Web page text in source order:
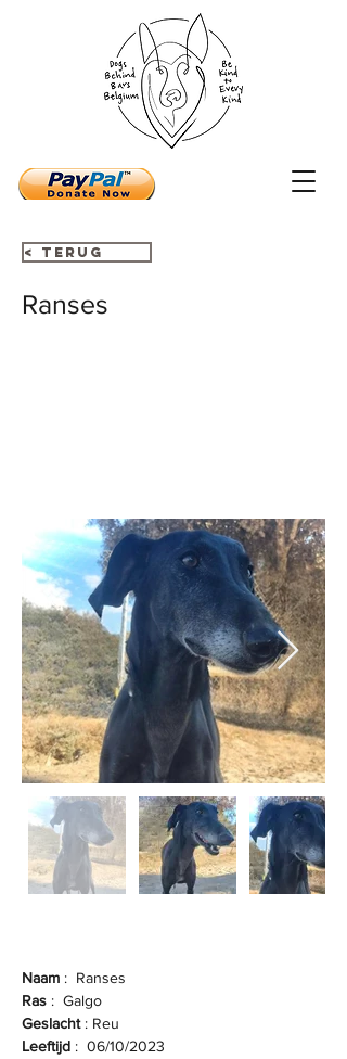
< Terug
Ranses
Naam :  Ranses
Ras :  Galgo
Geslacht : Reu
Leeftijd :  06/10/2023